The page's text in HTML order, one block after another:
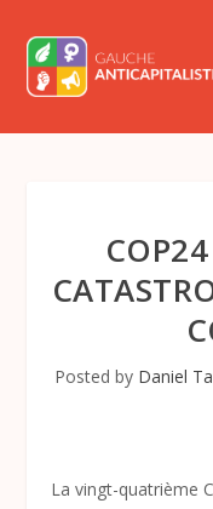
Posted by Daniel
La vingt-quatrième